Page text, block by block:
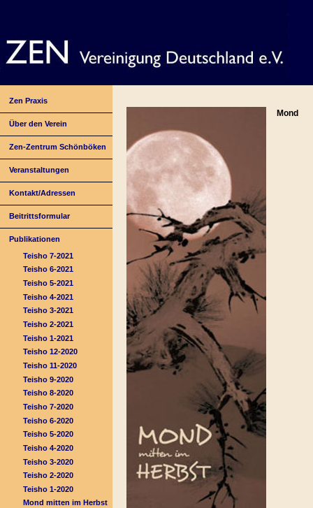
Zen Praxis
Über den Verein
Zen-Zentrum Schönböken
Veranstaltungen
Kontakt/Adressen
Beitrittsformular
Publikationen
Teisho 7-2021
Teisho 6-2021
Teisho 5-2021
Teisho 4-2021
Teisho 3-2021
Teisho 2-2021
Teisho 1-2021
Teisho 12-2020
Teisho 11-2020
Teisho 9-2020
Teisho 8-2020
Teisho 7-2020
Teisho 6-2020
Teisho 5-2020
Teisho 4-2020
Teisho 3-2020
Teisho 2-2020
Teisho 1-2020
Mond mitten im Herbst
Mond